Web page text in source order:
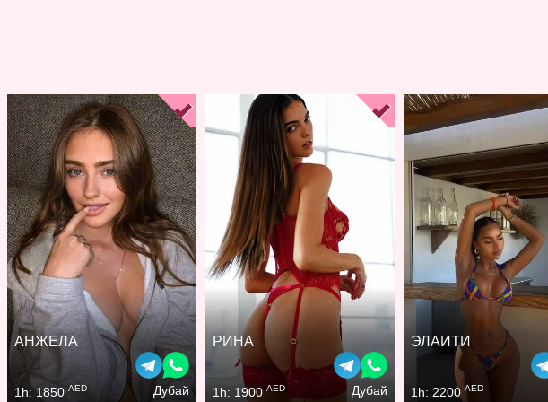
АНЖЕЛА
1h: 1850AED Дубай
РИНА
1h: 1900 AED Дубай
ЭЛАИТИ
1h: 2200 AED